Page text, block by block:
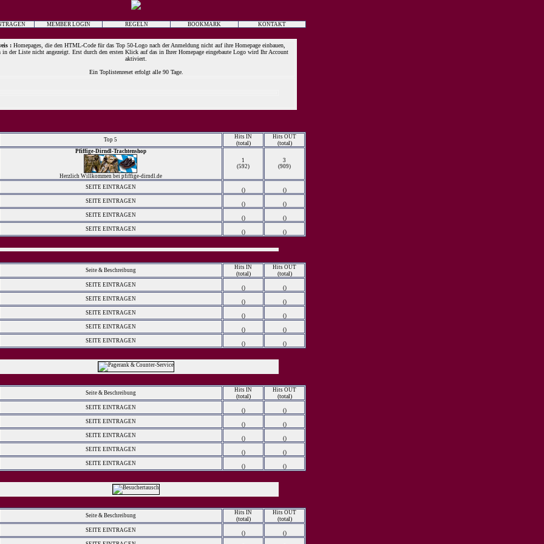
MEMBER LOGIN REGELN BOOKMARK KONTAKT
: Homepages, die den HTML-Code für das Top 50-Logo nach der Anmeldung nicht auf ihre Homepage einbauen,
in der Liste nicht angezeigt. Erst durch den ersten Klick auf das in Ihrer Homepage eingebaute Logo wird Ihr Account
aktiviert.
Ein Toplistenreset erfolgt alle 90 Tage.
Top 5 Hits IN
(total)
Hits OUT
(total)
Pfiffige-Dirndl-Trachtenshop
Herzlich Willkommen bei pfiffige-dirndl.de
1
(592)
3
(909)
SEITE EINTRAGEN ()
()
SEITE EINTRAGEN ()
()
SEITE EINTRAGEN ()
()
SEITE EINTRAGEN () ()
Seite & Beschreibung Hits IN
(total)
Hits OUT
(total)
SEITE EINTRAGEN ()
()
SEITE EINTRAGEN ()
()
SEITE EINTRAGEN ()
()
SEITE EINTRAGEN ()
()
SEITE EINTRAGEN () ()
Seite & Beschreibung Hits IN
(total)
Hits OUT
(total)
SEITE EINTRAGEN ()
()
SEITE EINTRAGEN ()
()
SEITE EINTRAGEN ()
()
SEITE EINTRAGEN ()
()
SEITE EINTRAGEN () ()
Seite & Beschreibung Hits IN
(total)
Hits OUT
(total)
SEITE EINTRAGEN ()
()